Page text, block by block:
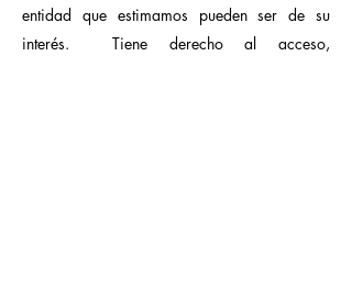
entidad que estimamos pueden ser de su
interés. Tiene derecho al acceso,